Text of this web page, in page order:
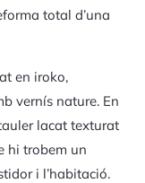
total d’una
en iroko,
vernís nature. En
lacat texturat
hi trobem un
i l’habitació.